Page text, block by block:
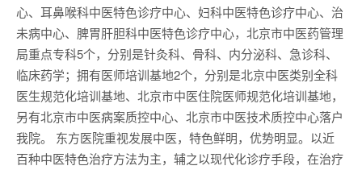
心、耳鼻喉科中医特色诊疗中心、妇科中医特色诊疗中心、治
未病中心、脾胃肝胆科中医特色诊疗中心，北京市中医药管理
局重点专科5个，分别是针灸科、骨科、内分泌科、急诊科、
临床药学；拥有医师培训基地2个，分别是北京中医类别全科
医生规范化培训基地、北京市中医住院医师规范化培训基地，
另有北京市中医病案质控中心、北京市中医技术质控中心落户
我院。 东方医院重视发展中医，特色鲜明，优势明显。以近
百种中医特色治疗方法为主，辅之以现代化诊疗手段，在治疗